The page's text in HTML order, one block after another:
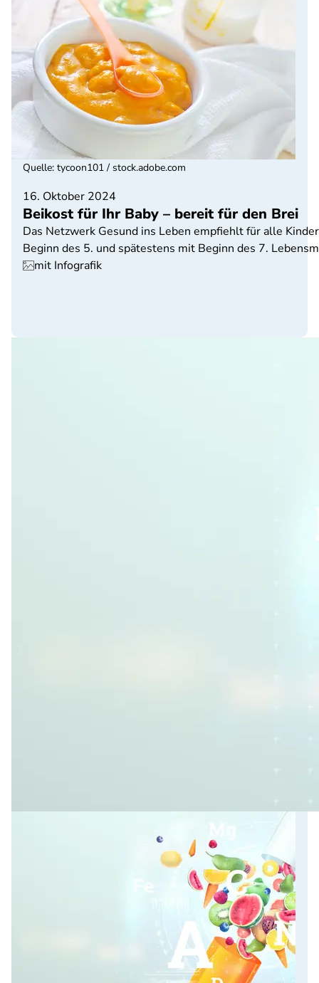
16. Oktober 2024
Beikost für Ihr Baby – bereit für den Brei
Das Netzwerk Gesund ins Leben empfiehlt für alle
Beginn des 5. und spätestens mit Beginn des 7.
mit Infografik
Quelle: tycoon101 / stock.adobe.com